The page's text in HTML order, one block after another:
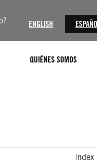
ENGLISH
QUIÉNES SOMOS